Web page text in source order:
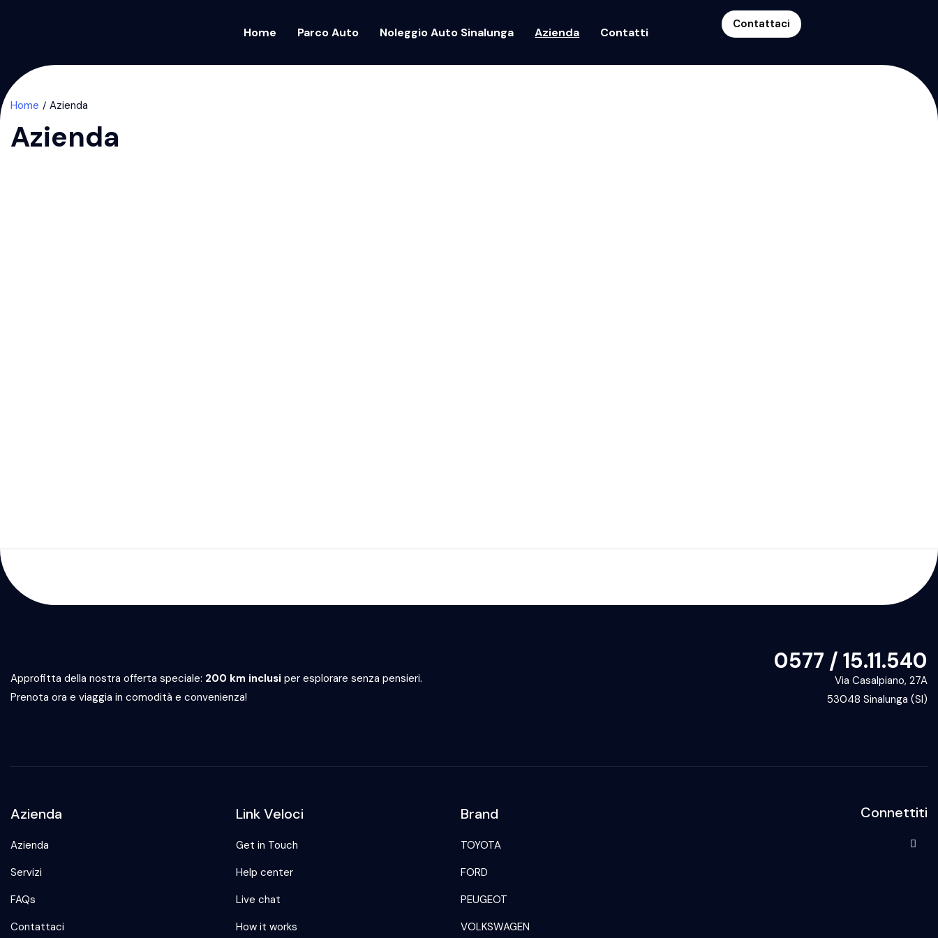
Home Parco Auto Noleggio Auto Sinalunga Azienda Contatti
Contattaci
Home Azienda
Azienda
Approfitta della nostra offerta speciale: 200 km inclusi per esplorare senza pensieri.
Prenota ora e viaggia in comodità e convenienza!
0577 / 15.11.540
Via Casalpiano, 27A
53048 Sinalunga (SI)
Azienda
Azienda
Servizi
FAQs
Contattaci
Link Veloci
Get in Touch
Help center
Live chat
How it works
Brand
TOYOTA
FORD
PEUGEOT
VOLKSWAGEN
Connettiti